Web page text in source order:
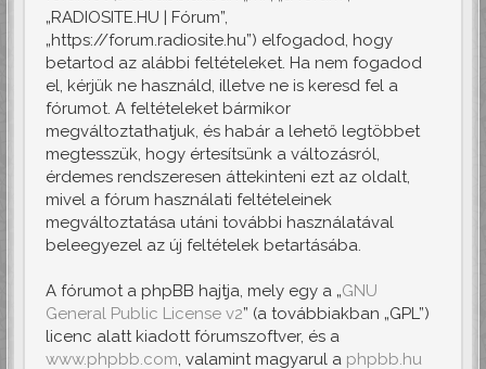
„RADIOSITE.HU | Fórum”,
„https://forum.radiosite.hu”) elfogadod, hogy
betartod az alábbi feltételeket. Ha nem fogadod
el, kérjük ne használd, illetve ne is keresd fel a
fórumot. A feltételeket bármikor
megváltoztathatjuk, és habár a lehető legtöbbet
megtesszük, hogy értesítsünk a változásról,
érdemes rendszeresen áttekinteni ezt az oldalt,
mivel a fórum használati feltételeinek
megváltoztatása utáni további használatával
beleegyezel az új feltételek betartásába.
A fórumot a phpBB hajtja, mely egy a „GNU
General Public License v2” (a továbbiakban „GPL”)
licenc alatt kiadott fórumszoftver, és a
www.phpbb.com, valamint magyarul a phpbb.hu